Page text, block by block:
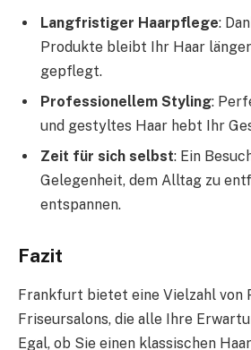
Langfristiger Haarpflege:
Produkte bleibt Ihr Haar
gepflegt.
Professionellem Styling:
und gestyltes Haar hebt Ihr
Zeit für sich selbst: Ein
Gelegenheit, dem Alltag zu
entspannen.
Fazit
Frankfurt bietet eine Vielzahl von
Friseursalons, die alle Ihre
Egal, ob Sie einen klassischen